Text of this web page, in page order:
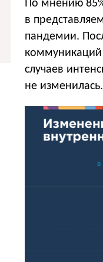
По мнению
в
пандемии.
коммуникаций
случаев
не изменилась.